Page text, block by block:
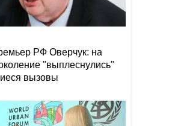
Том Холланд и Зендея тайно
поженились
РФ Оверчук: на
"выплеснулись"
вызовы